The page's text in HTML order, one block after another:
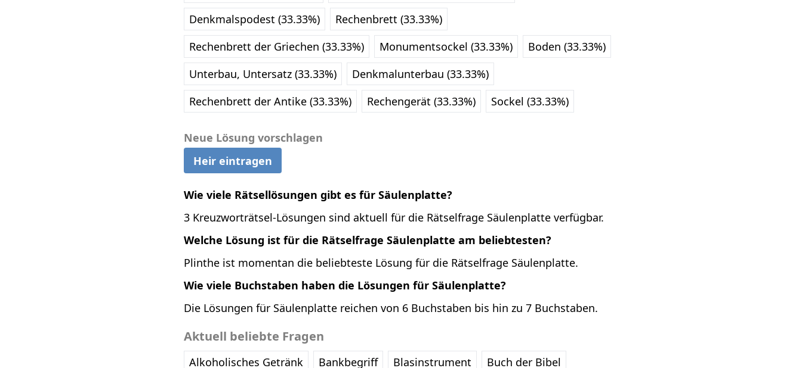
Denkmalspodest (33.33%)
Rechenbrett (33.33%)
Rechenbrett der Griechen (33.33%)
Monumentsockel (33.33%)
Boden (33.33%)
Unterbau, Untersatz (33.33%)
Denkmalunterbau (33.33%)
Rechenbrett der Antike (33.33%)
Rechengerät (33.33%) Sockel (33.33%)
Neue Lösung vorschlagen
Heir eintragen
Wie viele Rätsellösungen gibt es für Säulenplatte?
3 Kreuzworträtsel-Lösungen sind aktuell für die Rätselfrage Säulenplatte verfügbar.
Welche Lösung ist für die Rätselfrage Säulenplatte am beliebtesten?
Plinthe ist momentan die beliebteste Lösung für die Rätselfrage Säulenplatte.
Wie viele Buchstaben haben die Lösungen für Säulenplatte?
Die Lösungen für Säulenplatte reichen von 6 Buchstaben bis hin zu 7 Buchstaben.
Aktuell beliebte Fragen
Alkoholisches Getränk Bankbegriff Blasinstrument Buch der Bibel